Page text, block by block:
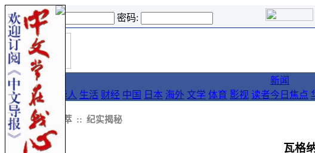
登录名: 密码:
首
页
导报
要闻 论坛 华人 生活 财经 中国 日本 海外 文学 体育 影视 读者
新闻
今日焦点
::热门网文选萃 :: 纪实揭秘
瓦格